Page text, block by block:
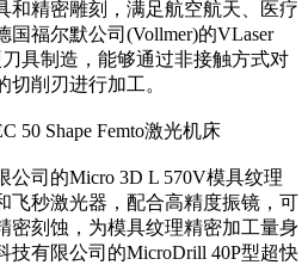
和精密雕刻，满足航空航天、医疗
福尔默公司(Vollmer)的VLaser
具制造，能够通过非接触方式对
切削刃进行加工。
50 Shape Femto激光机床
司的Micro 3D L 570V模具纹理
飞秒激光器，配合高精度振镜，可
密刻蚀，为模具纹理精密加工量身
技有限公司的MicroDrill 40P型超快